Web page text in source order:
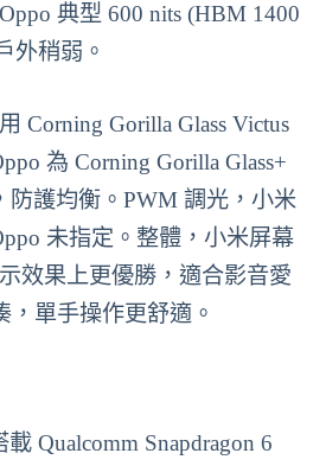
典型 600 nits (HBM 1400
外稍弱。
Corning Gorilla Glass Victus
為 Corning Gorilla Glass+
防護均衡。PWM 調光，小米
未指定。整體，小米屏幕
效果上更優勝，適合影音愛
，單手操作更舒適。
Qualcomm Snapdragon 6